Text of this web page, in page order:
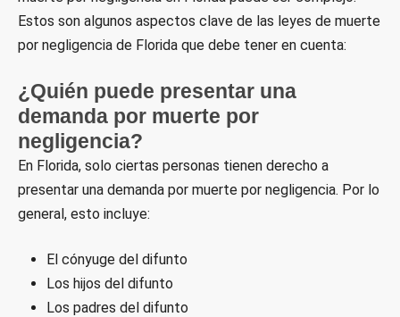
Estos son algunos aspectos clave de las leyes de muerte
por negligencia de Florida que debe tener en cuenta:
¿Quién puede presentar una
demanda por muerte por
negligencia?
En Florida, solo ciertas personas tienen derecho a
presentar una demanda por muerte por negligencia. Por lo
general, esto incluye:
El cónyuge del difunto
Los hijos del difunto
Los padres del difunto